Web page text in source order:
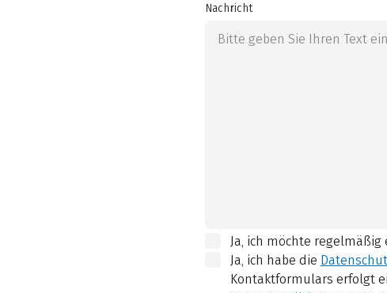
Nachricht
Ja, ich möchte
Ja, ich habe die
Kontaktformulars erfolgt